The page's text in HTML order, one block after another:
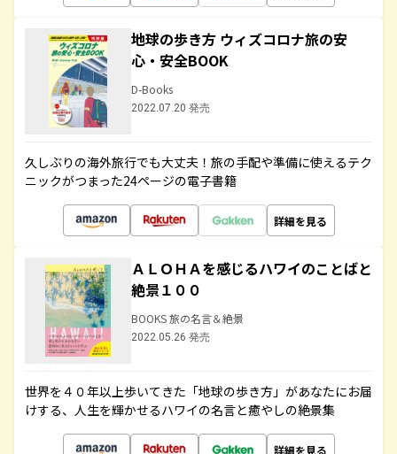
地球の歩き方 ウィズコロナ旅の安
心・安全BOOK
D-Books
2022.07.20 発売
久しぶりの海外旅行でも大丈夫！旅の手配や準備に使えるテク
ニックがつまった24ページの電子書籍
詳細を見る
ＡＬＯＨＡを感じるハワイのことばと
絶景１００
BOOKS 旅の名言＆絶景
2022.05.26 発売
世界を４０年以上歩いてきた「地球の歩き方」があなたにお届
けする、人生を輝かせるハワイの名言と癒やしの絶景集
詳細を見る